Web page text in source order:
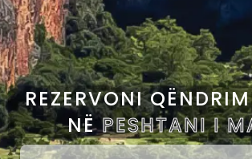
REZERVONI
NËPESHTANI I